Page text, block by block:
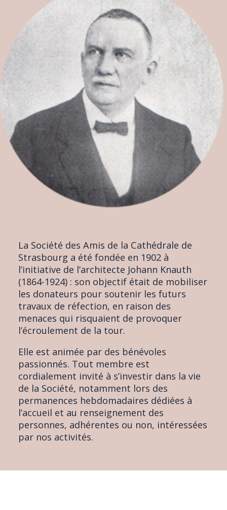
La Société des Amis de la Cathédrale de
Strasbourg a été fondée en 1902 à
l’initiative de l’architecte Johann Knauth
(1864-1924) : son objectif était de mobiliser
les donateurs pour soutenir les futurs
travaux de réfection, en raison des
menaces qui risquaient de provoquer
l’écroulement de la tour.
Elle est animée par des bénévoles
passionnés. Tout membre est
cordialement invité à s’investir dans la vie
de la Société, notamment lors des
permanences hebdomadaires dédiées à
l’accueil et au renseignement des
personnes, adhérentes ou non, intéressées
par nos activités.